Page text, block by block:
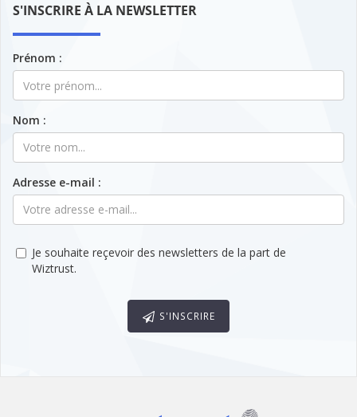
S'INSCRIRE À LA NEWSLETTER
Prénom :
Nom :
Adresse e-mail :
Je souhaite reçevoir des newsletters de la part de
Wiztrust.
S'INSCRIRE